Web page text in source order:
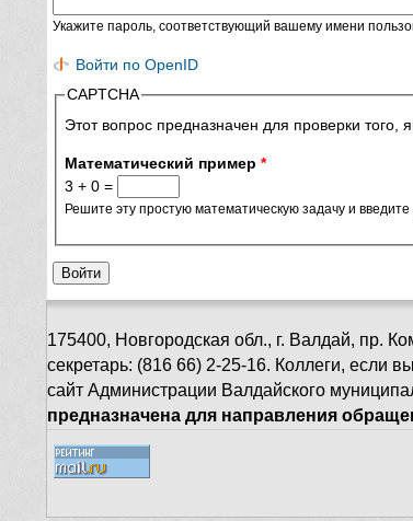
Укажите пароль, соответствующий вашему имени
Войти по OpenID
CAPTCHA
Этот вопрос предназначен для проверки
Математический пример *
3 + 0 =
Решите эту простую математическую задачу и
175400, Новгородская обл., г. Валдай, пр.
секретарь: (816 66) 2-25-16. Коллеги, если
сайт Администрации Валдайского
предназначена для направления